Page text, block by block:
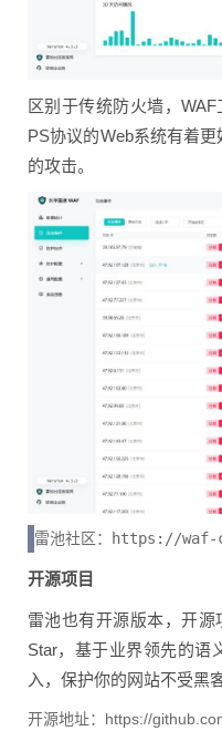
区别于传统防火墙，
PS协议的Web系统有着
的攻击。
雷池社区：https://
开源项目
雷池也有开源版本，开源
Star，基于业界领先的语
入，保护你的网站不受黑
开源地址：https://